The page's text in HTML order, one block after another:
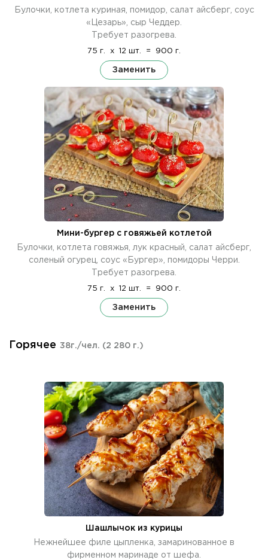
Булочки, котлета куриная, помидор, салат айсберг, соус
«Цезарь», сыр Чеддер.
Требует разогрева.
75 г. x 12 шт. = 900 г.
Заменить
Мини-бургер с говяжьей котлетой
Булочки, котлета говяжья, лук красный, салат айсберг,
соленый огурец, соус «Бургер», помидоры Черри.
Требует разогрева.
75 г. x 12 шт. = 900 г.
Заменить
Горячее 38г./чел. (2 280 г.)
Шашлычок из курицы
Нежнейшее филе цыпленка, замаринованное в
фирменном маринаде от шефа.